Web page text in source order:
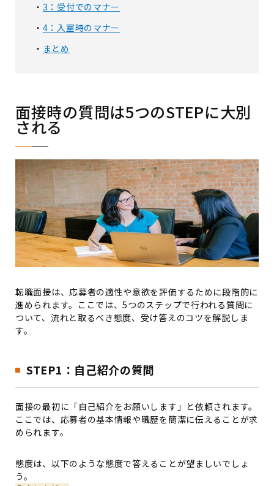
3：受付でのマナー
4：入室時のマナー
まとめ
面接時の質問は5つのSTEPに大別
される
転職面接は、応募者の適性や意欲を評価するために段階的に
進められます。ここでは、5つのステップで行われる質問に
ついて、流れと取るべき態度、受け答えのコツを解説しま
す。
STEP1：自己紹介の質問
面接の最初に「自己紹介をお願いします」と依頼されます。
ここでは、応募者の基本情報や職歴を簡潔に伝えることが求
められます。
態度は、以下のような態度で答えることが望ましいでしょ
う。